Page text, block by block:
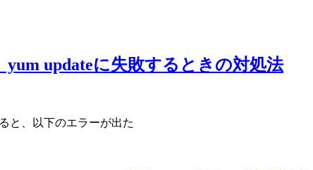
yum updateに失敗するときの対処法
と、以下のエラーが出た